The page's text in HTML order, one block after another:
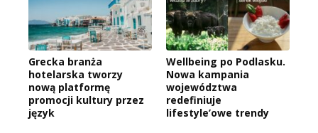
Grecka branża
hotelarska tworzy
nową platformę
promocji kultury przez
język
Wellbeing po Podlasku.
Nowa kampania
województwa
redefiniuje
lifestyle’owe trendy